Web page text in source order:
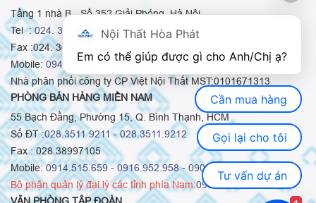
Tầng 1 nhà B - Số 352 Giải Phóng, Hà Nội
Tel :024. 3665 8498-024. 3665 8966-024. 3665 8993
Fax :024. 3664.9379
Mobile: 0948.511.555- 0973.375.668- 0942.155.688
Nhà phân phối công ty CP Việt Nội Thất MST:0101671313
PHÒNG BÁN HÀNG MIỀN NAM
55 Bạch Đằng, Phường 15, Q. Bình Thạnh, HCM
Số ĐT :028.3511 9211-028.3511.9212
Fax : 028.38997105
Mobile:0914.515.659 -0916.952.958- 0903.331.921
Bộ phận quản lý đại lý các tỉnh phía Nam:0903.331.921
VĂN PHÒNG TẬP ĐOÀN
Nội Thất Hòa Phát
Cần mua hàng
Gọi lại cho tôi
Tư vấn dự án